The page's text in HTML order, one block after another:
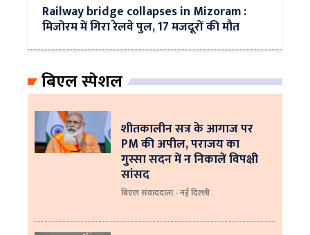
Railway bridge collapses in Mizoram :
मिजोरम में गिरा रेलवे पुल, 17 मजदूरों की मौत
बिएल स्पेशल
शीतकालीन सत्र के आगाज पर
PM की अपील, पराजय का
गुस्सा सदन में न निकालें विपक्षी
सांसद
बिएल संवाददाता - नई दिल्ली